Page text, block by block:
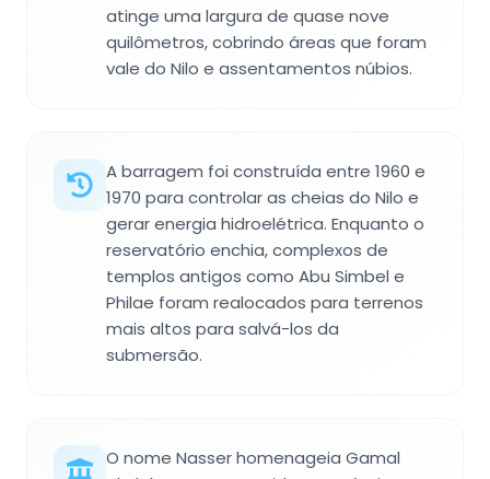
atinge uma largura de quase nove
quilômetros, cobrindo áreas que foram
vale do Nilo e assentamentos núbios.
A barragem foi construída entre 1960 e
1970 para controlar as cheias do Nilo e
gerar energia hidroelétrica. Enquanto o
reservatório enchia, complexos de
templos antigos como Abu Simbel e
Philae foram realocados para terrenos
mais altos para salvá-los da
submersão.
O nome Nasser homenageia Gamal